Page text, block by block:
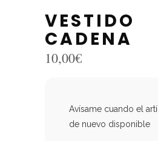
VESTIDO
CADENA
10,00€
Avísame cuando el
de nuevo disponible